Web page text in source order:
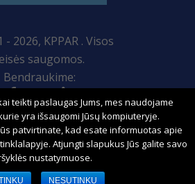
2026, KPPAR . Visos
saugomos.
Bendraukime:
žemėlapis
teikti paslaugas Jums, mes naudojame
yra išsaugomi Jūsų kompiuteryje.
patvirtinate, kad esate informuotas apie
Atjungti slapukus Jūs galite savo
nustatymuose.
NESUTINKU